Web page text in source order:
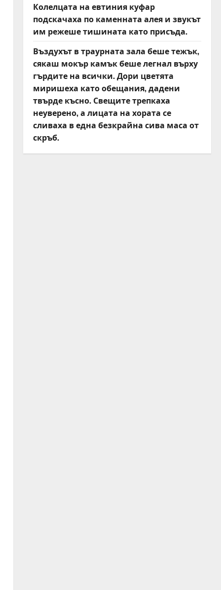
Колелцата на евтиния куфар
подскачаха по каменната алея и звукът
им режеше тишината като присъда.
Въздухът в траурната зала беше тежък,
сякаш мокър камък беше легнал върху
гърдите на всички. Дори цветята
миришеха като обещания, дадени
твърде късно. Свещите трепкаха
неуверено, а лицата на хората се
сливаха в една безкрайна сива маса от
скръб.